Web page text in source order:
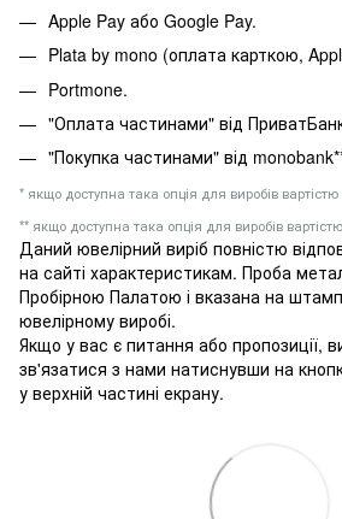
Apple Pay або Google Pay.
Plata by mono (оплата карткою,
Portmone.
"Оплата частинами" від
"Покупка частинами" від
* якщо доступна така опція для виробів вартістю
** якщо доступна така опція для виробів
Даний ювелірний виріб повністю
на сайті характеристикам. Проба
Пробірною Палатою і вказана на
ювелірному виробі.
Якщо у вас є питання або пропозиції,
зв'язатися з нами натиснувши на
у верхній частині екрану.